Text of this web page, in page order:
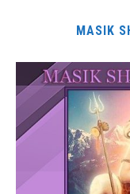
MASIK